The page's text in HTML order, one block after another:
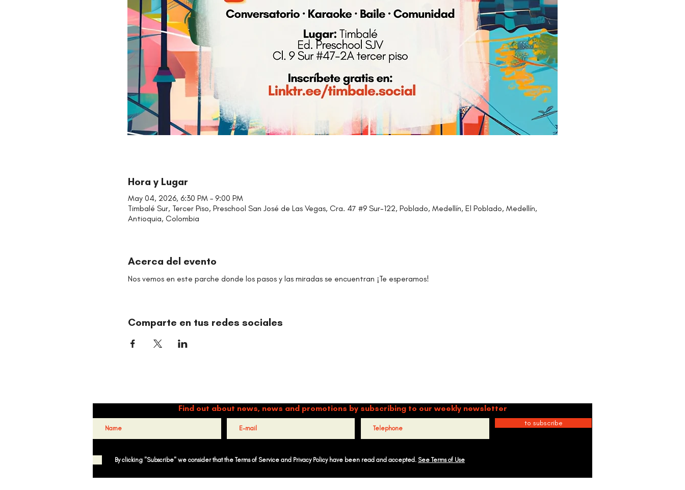
Hora y Lugar
May 04, 2026, 6:30 PM – 9:00 PM
Timbalé Sur, Tercer Piso, Preschool San José de Las Vegas, Cra. 47 #9 Sur-122, Poblado, Medellín, El Poblado, Medellín,
Antioquia, Colombia
Acerca del evento
Nos vemos en este parche donde los pasos y las miradas se encuentran ¡Te esperamos!
Comparte en tus redes sociales
Find out about news, news and promotions by subscribing to our weekly newsletter
to subscribe
By clicking "Subscribe" we consider that the Terms of Service and Privacy Policy have been read and accepted. See Terms of Use